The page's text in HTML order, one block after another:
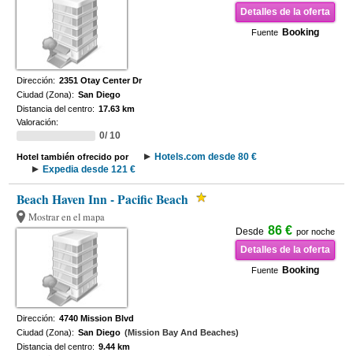
Detalles de la oferta
Fuente Booking
Dirección: 2351 Otay Center Dr
Ciudad (Zona): San Diego
Distancia del centro: 17.63 km
Valoración:
0/ 10
Hotel también ofrecido por
Hotels.com desde 80 €
Expedia desde 121 €
Beach Haven Inn - Pacific Beach
Mostrar en el mapa
Desde 86 € por noche
Detalles de la oferta
Fuente Booking
Dirección: 4740 Mission Blvd
Ciudad (Zona): San Diego (Mission Bay And Beaches)
Distancia del centro: 9.44 km